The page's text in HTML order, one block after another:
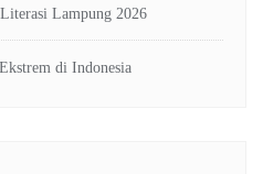
Lampung 2026
di Indonesia